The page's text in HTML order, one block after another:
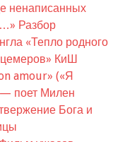
ненаписанных
Разбор
«Тепло родного
КиШ
amour» («Я
поет Милен
Бога и